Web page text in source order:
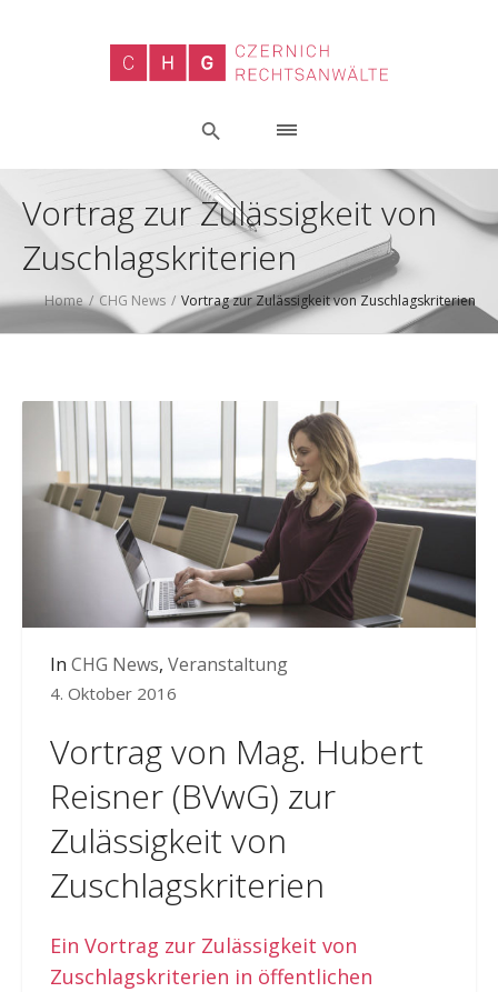
Vortrag zur Zulässigkeit von
Zuschlagskriterien
Home / CHG News / Vortrag zur Zulässigkeit von Zuschlagskriterien
In CHG News, Veranstaltung
4. Oktober 2016
Vortrag von Mag. Hubert
Reisner (BVwG) zur
Zulässigkeit von
Zuschlagskriterien
Ein Vortrag zur Zulässigkeit von
Zuschlagskriterien in öffentlichen